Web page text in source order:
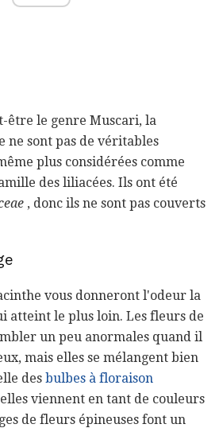
être le genre Muscari, la
ne sont pas de véritables
plus considérées comme
des liliacées. Ils ont été
, donc ils ne sont pas couverts
vous donneront l'odeur la
atteint le plus loin. Les fleurs de
un peu anormales quand il
mais elles se mélangent bien
des bulbes à floraison
viennent en tant de couleurs
de fleurs épineuses font un